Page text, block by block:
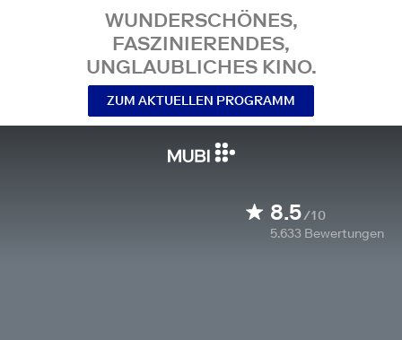
WUNDERSCHÖNES,
FASZINIERENDES,
UNGLAUBLICHES KINO.
ZUM AKTUELLEN PROGRAMM
8.5/10
5.633 Bewertungen